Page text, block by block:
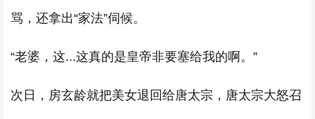
骂，还拿出“家法”伺候。
“老婆，这...这真的是皇帝非要塞给我的啊。”
次日，房玄龄就把美女退回给唐太宗，唐太宗大怒召